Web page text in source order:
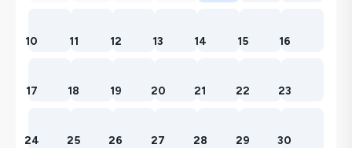
10 11 12 13 14 15 16
17 18 19 20 21 22 23
24 25 26 27 28 29 30